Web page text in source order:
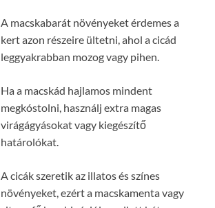
A macskabarát növényeket érdemes a
kert azon részeire ültetni, ahol a cicád
leggyakrabban mozog vagy pihen.
Ha a macskád hajlamos mindent
megkóstolni, használj extra magas
virágágyásokat vagy kiegészítő
határolókat.
A cicák szeretik az illatos és színes
növényeket, ezért a macskamenta vagy